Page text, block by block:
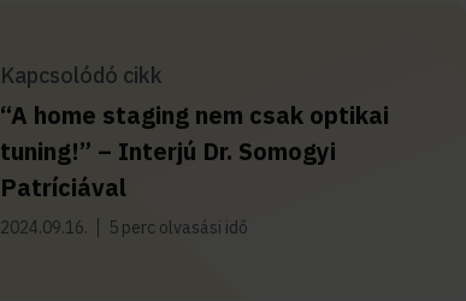
Kapcsolódó cikk
“A home staging nem csak optikai
tuning!” – Interjú Dr. Somogyi
Patríciával
2024.09.16. 5 perc olvasási idő